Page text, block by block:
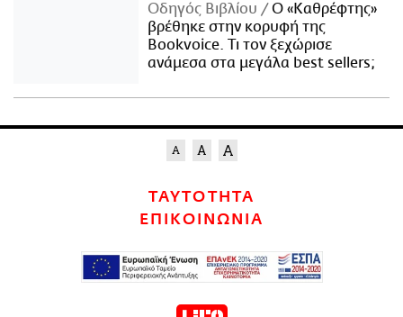
Οδηγός Βιβλίου
Ο «Καθρέφτης»
βρέθηκε στην κορυφή της
Bookvoice. Τι τον ξεχώρισε
ανάμεσα στα μεγάλα best sellers;
ΤΑΥΤΟΤΗΤΑ
ΕΠΙΚΟΙΝΩΝΙΑ